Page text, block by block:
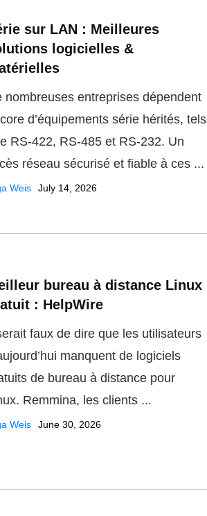
sur LAN : Meilleures
logicielles &
nombreuses entreprises dépendent
d’équipements série hérités, tels
RS-422, RS-485 et RS-232. Un
réseau sécurisé et fiable à ces ...
Weis July 14, 2026
bureau à distance Linux
: HelpWire
faux de dire que les utilisateurs
manquent de logiciels
de bureau à distance pour
Remmina, les clients ...
Weis June 30, 2026